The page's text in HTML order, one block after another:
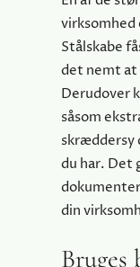
Stålskabe
det nemt at
Derudover
såsom
skræddersy
du har. Det
din